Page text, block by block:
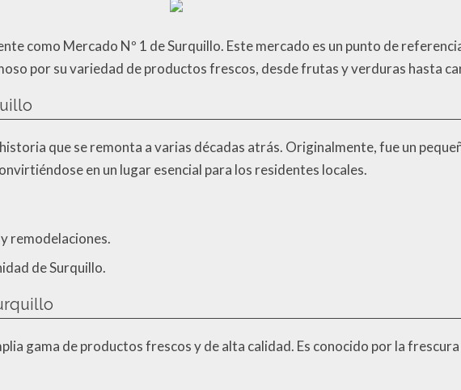
como Mercado Nº 1 de Surquillo. Este mercado es un punto de
por su variedad de productos frescos, desde frutas y verduras hasta
que se remonta a varias décadas atrás. Originalmente, fue un
en un lugar esencial para los residentes locales.
remodelaciones.
de Surquillo.
gama de productos frescos y de alta calidad. Es conocido por la